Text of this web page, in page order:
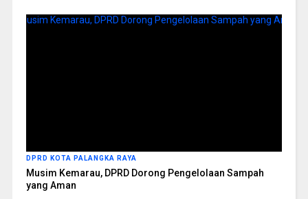
DPRD KOTA PALANGKA RAYA
Musim Kemarau, DPRD Dorong Pengelolaan Sampah
yang Aman